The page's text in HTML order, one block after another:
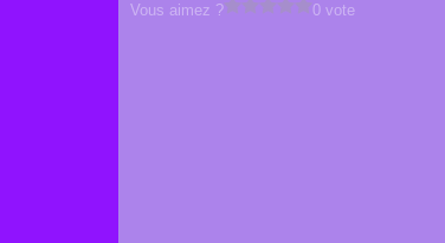
Vous aimez ? 0 vote